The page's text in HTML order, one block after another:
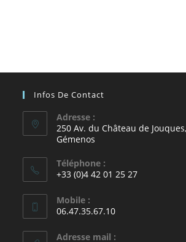
Infos De Contact
Adresse :
250 Av. du Château de
Gémenos
Téléphone :
+33 (0)4 42 01 25 27
Mobile :
06.47.35.67.10
Adresse mail :